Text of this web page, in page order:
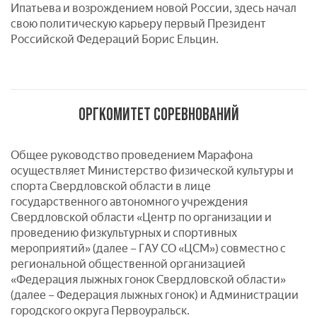
Ипатьева и возрождением новой России, здесь начал
свою политическую карьеру первый Президент
Российской Федераций Борис Ельцин.
ОРГКОМИТЕТ СОРЕВНОВАНИЙ
Общее руководство проведением Марафона
осуществляет Министерство физической культуры и
спорта Свердловской области в лице
государственного автономного учреждения
Свердловской области «Центр по организации и
проведению физкультурных и спортивных
мероприятий» (далее – ГАУ СО «ЦСМ») совместно с
региональной общественной организацией
«Федерация лыжных гонок Свердловской области»
(далее – Федерация лыжных гонок) и Администрации
городского округа Первоуральск.